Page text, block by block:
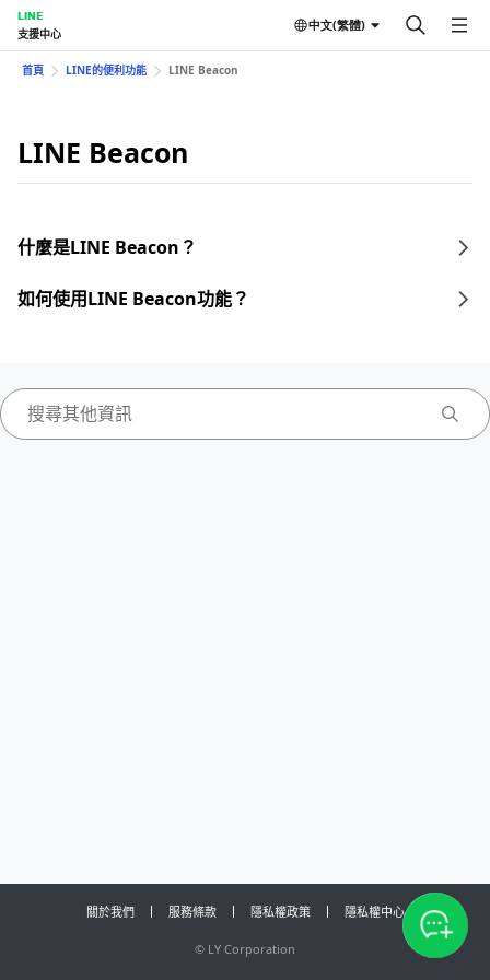
LINE
支援中心
中文(繁體)
首頁 LINE的便利功能 LINE Beacon
LINE Beacon
什麼是LINE Beacon？
如何使用LINE Beacon功能？
關於我們 服務條款 隱私權政策 隱私權中心
© LY Corporation